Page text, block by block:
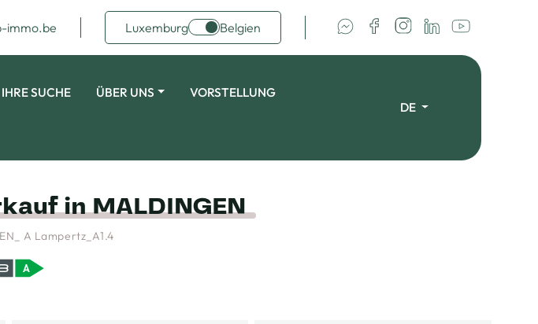
immo.be Luxemburg Belgien
IHRE SUCHE ÜBER UNS VORSTELLUNG
DE
in MALDINGEN
A Lampertz_A1.4